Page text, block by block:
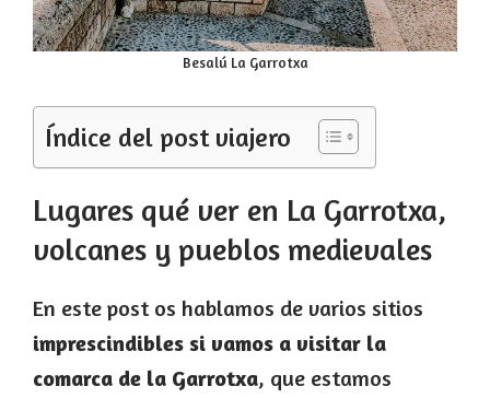
Besalú La Garrotxa
Índice del post viajero
Lugares qué ver en La Garrotxa,
volcanes y pueblos medievales
En este post os hablamos de varios sitios
imprescindibles si vamos a visitar la
comarca de la Garrotxa, que estamos